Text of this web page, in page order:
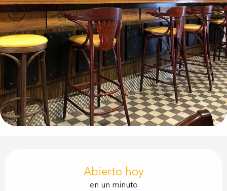
Abierto hoy
en un minuto